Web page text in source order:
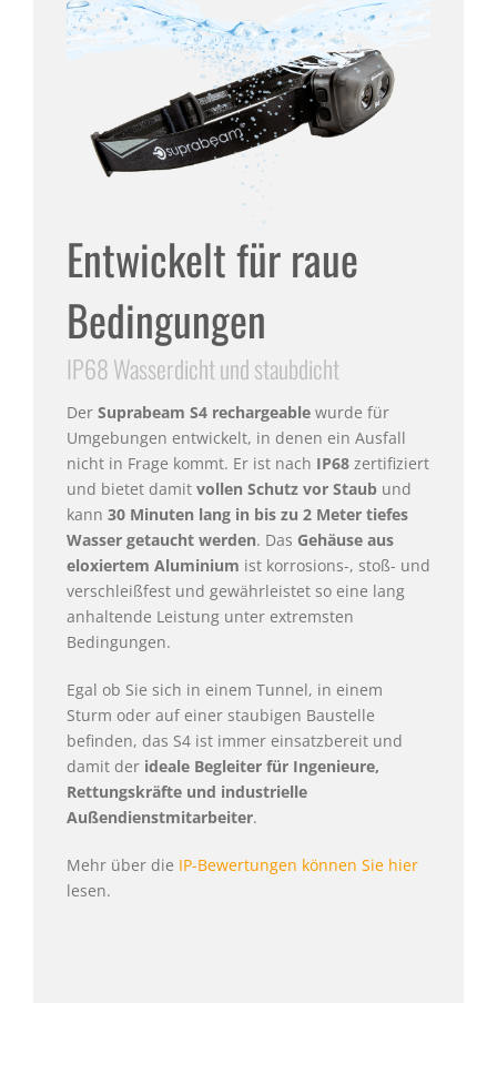
Entwickelt für raue
Bedingungen
IP68 Wasserdicht und staubdicht
Der Suprabeam S4 rechargeable wurde für
Umgebungen entwickelt, in denen ein Ausfall
nicht in Frage kommt. Er ist nach IP68 zertifiziert
und bietet damit vollen Schutz vor Staub und
kann 30 Minuten lang in bis zu 2 Meter tiefes
Wasser getaucht werden. Das Gehäuse aus
eloxiertem Aluminium ist korrosions-, stoß- und
verschleißfest und gewährleistet so eine lang
anhaltende Leistung unter extremsten
Bedingungen.
Egal ob Sie sich in einem Tunnel, in einem
Sturm oder auf einer staubigen Baustelle
befinden, das S4 ist immer einsatzbereit und
damit der ideale Begleiter für Ingenieure,
Rettungskräfte und industrielle
Außendienstmitarbeiter.
Mehr über die IP-Bewertungen können Sie hier
lesen.